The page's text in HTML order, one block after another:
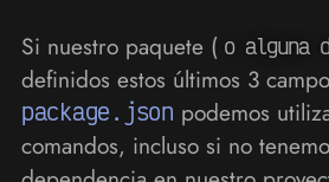
Si nuestro paquete ( o alguna
definidos estos últimos 3
package.json podemos
comandos, incluso si no